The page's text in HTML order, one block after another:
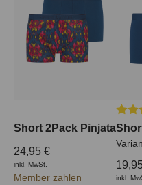
Short 2Pack Pinjata
24,95 €
inkl. MwSt.
Member zahlen
inkl.